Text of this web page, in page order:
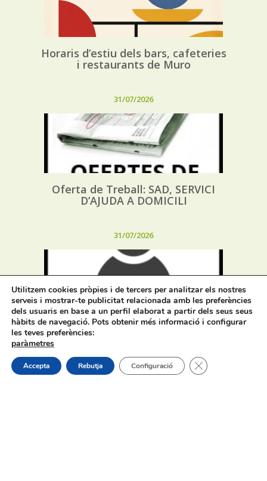
Horaris d’estiu dels bars, cafeteries
i restaurants de Muro
31/07/2026
Oferta de Treball: SAD, SERVICI
D’AJUDA A DOMICILI
31/07/2026
Procés selectiu 1 plaça tècnic/a de
joventut – torn lliure – oposició
Utilitzem cookies pròpies i de tercers per analitzar els nostres
serveis i mostrar-te publicitat relacionada amb les preferències
dels usuaris en base a un perfil elaborat a partir dels seus seus
hàbits de navegació. Pots obtenir més informació i configurar
les teves preferències:
paràmetres
Accepta Rebutja Configuració Tanca el bàner de